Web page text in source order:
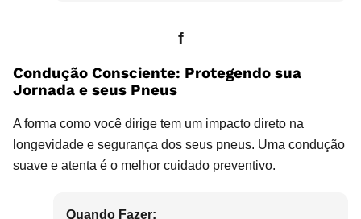
f
Condução Consciente: Protegendo sua
Jornada e seus Pneus
A forma como você dirige tem um impacto direto na
longevidade e segurança dos seus pneus. Uma condução
suave e atenta é o melhor cuidado preventivo.
Quando Fazer: